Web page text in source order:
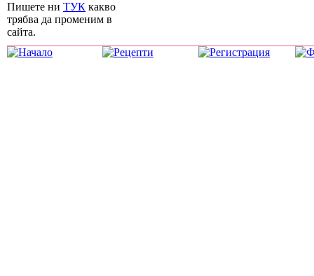
Пишете ни ТУК какво
трябва да променим в
сайта.